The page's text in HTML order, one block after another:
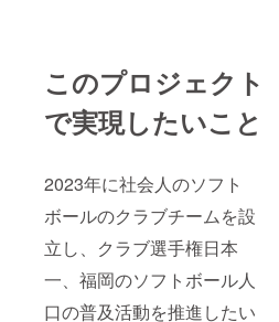
このプロジェクト
で実現したいこと
2023年に社会人のソフト
ボールのクラブチームを設
立し、クラブ選手権日本
一、福岡のソフトボール人
口の普及活動を推進したい